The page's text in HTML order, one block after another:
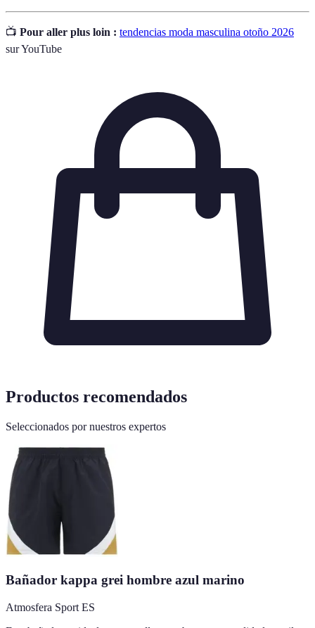
📺 Pour aller plus loin : tendencias moda masculina otoño 2026
sur YouTube
Productos recomendados
Seleccionados por nuestros expertos
Bañador kappa grei hombre azul marino
Atmosfera Sport ES